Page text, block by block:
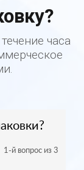
часа
1-й вопрос из 3